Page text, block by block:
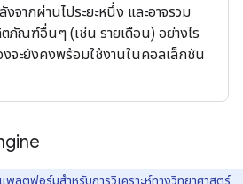
จากผ่านไประยะหนึ่ง และอาจรวม
ภัณฑ์อื่นๆ (เช่น รายเดือน) อย่างไร
งจะยังคงพร้อมใช้งานในคอลเล็กชัน
พลตฟอร์มสําหรับการวิเคราะห์ทางวิทยาศาสตร์